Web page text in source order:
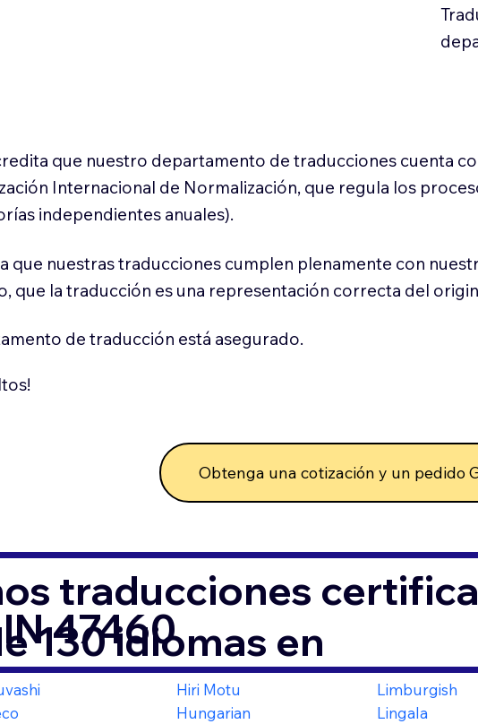
que nuestro departamento de traducciones cuenta
Internacional de Normalización, que regula los
independientes anuales).
que nuestras traducciones cumplen plenamente con
que la traducción es una representación correcta del
de traducción está asegurado.
Obtenga una cotización y un pedido
traducciones
130 idiomas en
47460
Hiri Motu
Hungarian
Limburgish
Lingala